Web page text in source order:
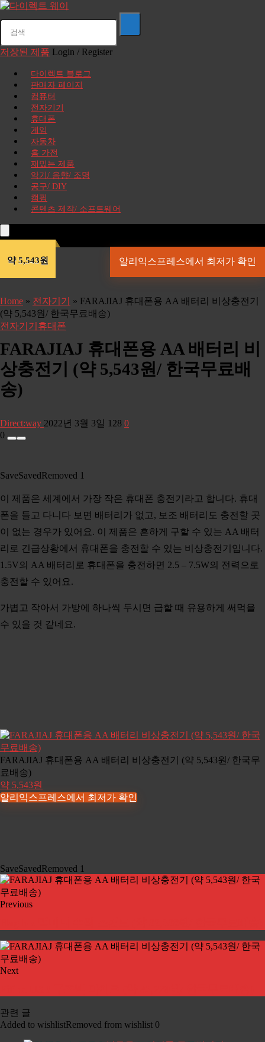
저장된 제품 Login / Register
다이렉트 블로그
판매자 페이지
컴퓨터
전자기기
휴대폰
게임
자동차
홈 가전
재밌는 제품
악기/ 음향/ 조명
공구/ DIY
캠핑
콘텐츠 제작/ 소프트웨어
약 5,543원 알리익스프레스에서 최저가 확인
Home » 전자기기 » FARAJIAJ 휴대폰용 AA 배터리 비상충전기
(약 5,543원/ 한국무료배송)
전자기기 휴대폰
FARAJIAJ 휴대폰용 AA 배터리 비
상충전기 (약 5,543원/ 한국무료배
송)
Direct:way 2022년 3월 3일 128 0
0
SaveSavedRemoved 1
이 제품은 세계에서 가장 작은 휴대폰 충전기라고 합니다. 휴대
폰을 들고 다니다 보면 배터리가 없고, 보조 배터리도 충전할 곳
이 없는 경우가 있어요. 이 제품은 흔하게 구할 수 있는 AA 배터
리로 긴급상황에서 휴대폰을 충전할 수 있는 비상충전기입니다.
1.5V의 AA 배터리로 휴대폰을 충전하면 2.5 – 7.5W의 전력으로
충전할 수 있어요.
가볍고 작아서 가방에 하나씩 두시면 급할 때 유용하게 써먹을
수 있을 것 같네요.
FARAJIAJ 휴대폰용 AA 배터리 비상충전기 (약 5,543원/ 한국무
료배송)
약 5,543원
알리익스프레스에서 최저가 확인
SaveSavedRemoved 1
Previous
Next
관련 글
Added to wishlistRemoved from wishlist 0